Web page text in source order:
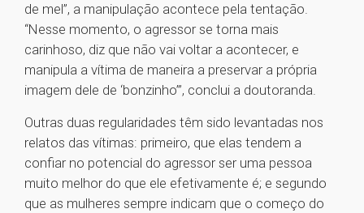
de mel”, a manipulação acontece pela tentação.
“Nesse momento, o agressor se torna mais
carinhoso, diz que não vai voltar a acontecer, e
manipula a vítima de maneira a preservar a própria
imagem dele de ‘bonzinho’”, conclui a doutoranda.
Outras duas regularidades têm sido levantadas nos
relatos das vítimas: primeiro, que elas tendem a
confiar no potencial do agressor ser uma pessoa
muito melhor do que ele efetivamente é; e segundo
que as mulheres sempre indicam que o começo do